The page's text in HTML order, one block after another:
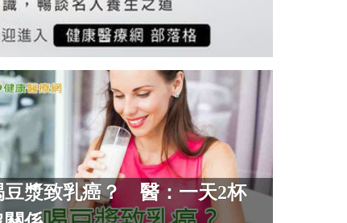
豆漿致乳癌？ 醫：一天2杯